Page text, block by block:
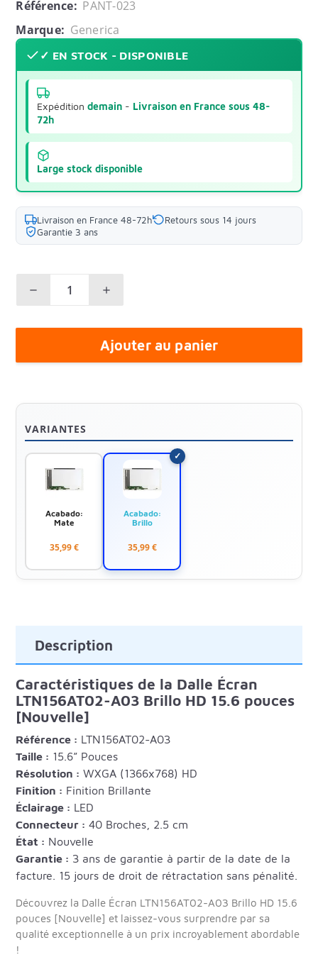
Référence: PANT-023
Marque: Generica
✓ EN STOCK - DISPONIBLE
Expéditiondemain - Livraison en France sous 48-
72h
Large stock disponible
Livraison en France 48-72h
Retours sous 14 jours
Garantie 3 ans
Ajouter au panier
VARIANTES
Acabado:
Mate
35,99 €
Acabado:
Brillo
35,99 €
Description
Caractéristiques de la Dalle Écran
LTN156AT02-A03 Brillo HD 15.6 pouces
[Nouvelle]
Référence : LTN156AT02-A03
Taille : 15.6” Pouces
Résolution : WXGA (1366x768) HD
Finition : Finition Brillante
Éclairage : LED
Connecteur : 40 Broches, 2.5 cm
État : Nouvelle
Garantie : 3 ans de garantie à partir de la date de la
facture. 15 jours de droit de rétractation sans pénalité.
Découvrez la Dalle Écran LTN156AT02-A03 Brillo HD 15.6
pouces [Nouvelle] et laissez-vous surprendre par sa
qualité exceptionnelle à un prix incroyablement abordable
!